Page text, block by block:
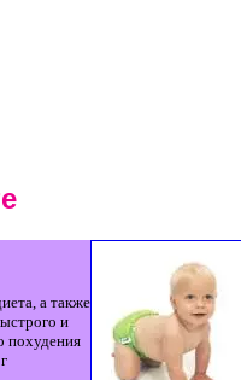
а также
и
похудения